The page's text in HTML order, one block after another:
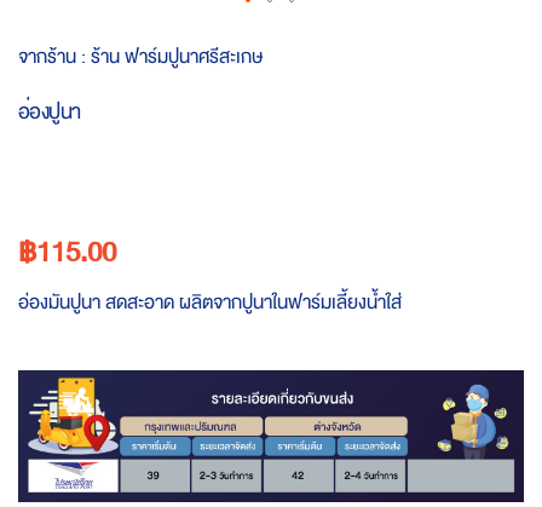
to
beginning
จากร้าน :ร้าน ฟาร์มปูนาศรีสะเกษ
อ่องปูนา
฿115.00
อ่องมันปูนา สดสะอาด ผลิตจากปูนาในฟาร์มเลี้ยงน้ำใส่